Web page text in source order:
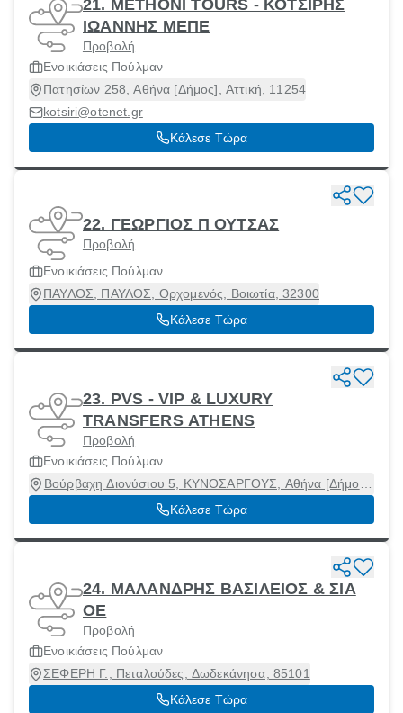
21. METHONI TOURS - ΚΟΤΣΙΡΗΣ
ΙΩΑΝΝΗΣ ΜΕΠΕ
Προβολή
Ενοικιάσεις Πούλμαν
Πατησίων 258, Αθήνα [Δήμος], Αττική, 11254
kotsiri@otenet.gr
Κάλεσε Τώρα
22. ΓΕΩΡΓΙΟΣ Π ΟΥΤΣΑΣ
Προβολή
Ενοικιάσεις Πούλμαν
ΠΑΥΛΟΣ, ΠΑΥΛΟΣ, Ορχομενός, Βοιωτία, 32300
Κάλεσε Τώρα
23. PVS - VIP & LUXURY
TRANSFERS ATHENS
Προβολή
Ενοικιάσεις Πούλμαν
Βούρβαχη Διονύσιου 5, ΚΥΝΟΣΑΡΓΟΥΣ, Αθήνα [Δήμος],
Αττική, 11743
Κάλεσε Τώρα
24. ΜΑΛΑΝΔΡΗΣ ΒΑΣΙΛΕΙΟΣ & ΣΙΑ
ΟΕ
Προβολή
Ενοικιάσεις Πούλμαν
ΣΕΦΕΡΗ Γ., Πεταλούδες, Δωδεκάνησα, 85101
Κάλεσε Τώρα